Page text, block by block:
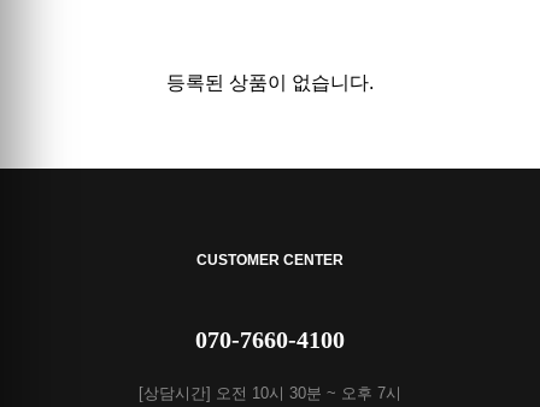
등록된 상품이 없습니다.
CUSTOMER CENTER
070-7660-4100
[상담시간] 오전 10시 30분 ~ 오후 7시